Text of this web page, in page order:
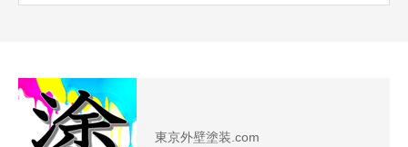
東京外壁塗装.com